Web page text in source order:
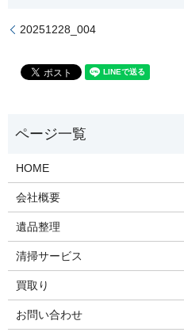
20251228_004
HOME
会社概要
遺品整理
清掃サービス
買取り
お問い合わせ